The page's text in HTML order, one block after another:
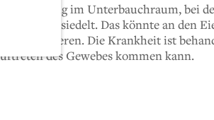
Erkrankung im Unterbauchraum, bei
Orten ansiedelt. Das könnte an den
passieren. Die Krankheit ist
des Gewebes kommen kann.